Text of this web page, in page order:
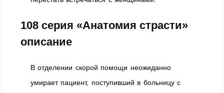
108 серия «Анатомия страсти»
описание
В отделении скорой помощи неожиданно
умирает пациент, поступивший в больницу с